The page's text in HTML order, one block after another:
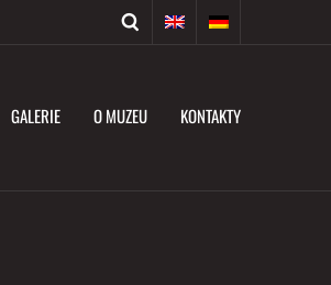
GALERIE O MUZEU KONTAKTY